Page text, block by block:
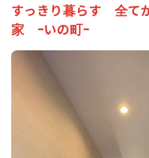
すっきり暮らす 全て
家 ｰいの町ｰ